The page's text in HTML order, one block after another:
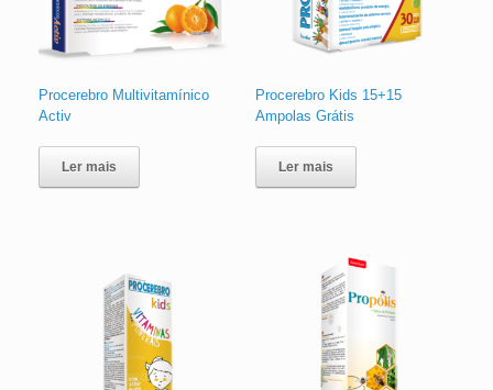
Procerebro Multivitamínico
Activ
Ler mais
Procerebro Kids 15+15
Ampolas Grátis
Ler mais